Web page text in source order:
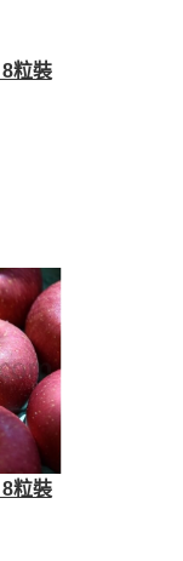
粒裝
粒裝